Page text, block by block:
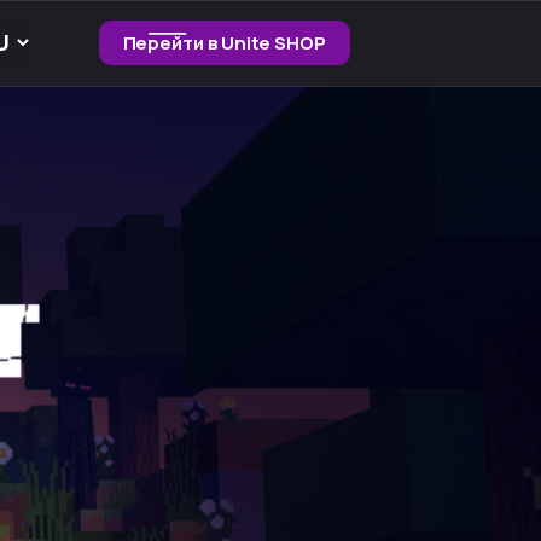
Перейти в Unite SHOP